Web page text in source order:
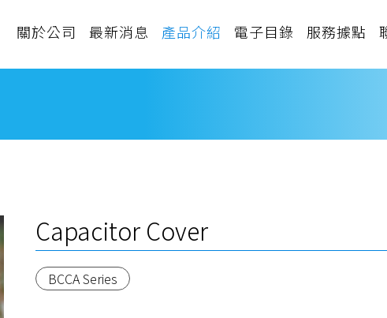
關於公司 最新消息 產品介紹 電子目錄 服務據點
Capacitor Cover
BCCA Series